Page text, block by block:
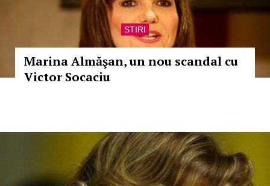
STIRI
Marina Almăşan, un nou scandal cu
Victor Socaciu